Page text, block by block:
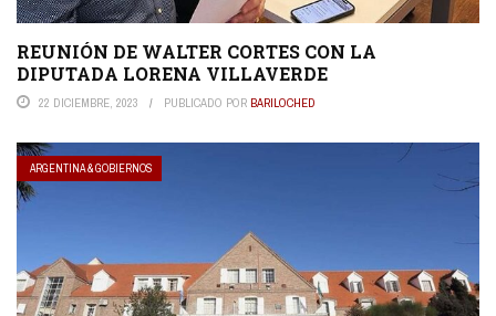
REUNIÓN DE WALTER CORTES CON LA
DIPUTADA LORENA VILLAVERDE
22 DICIEMBRE, 2023 PUBLICADO POR BARILOCHED
ARGENTINA & GOBIERNOS